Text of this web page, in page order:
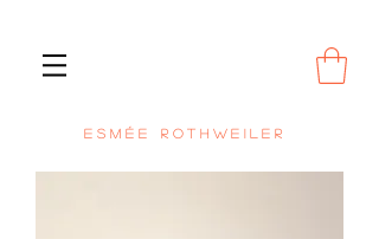
E S M É E R O T H W E I L E R